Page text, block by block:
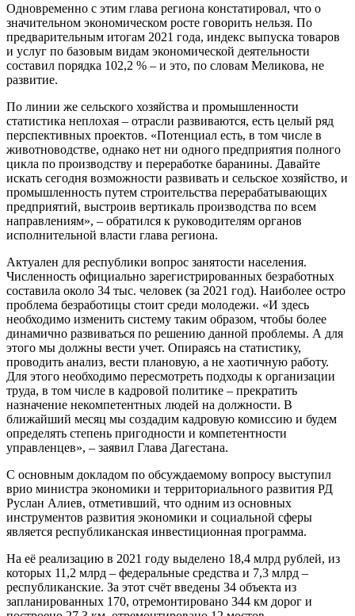
Одновременно с этим глава региона констатировал, что о
значительном экономическом росте говорить нельзя. По
предварительным итогам 2021 года, индекс выпуска товаров
и услуг по базовым видам экономической деятельности
составил порядка 102,2 % – и это, по словам Меликова, не
развитие.
По линии же сельского хозяйства и промышленности
статистика неплохая – отрасли развиваются, есть целый ряд
перспективных проектов. «Потенциал есть, в том числе в
животноводстве, однако нет ни одного предприятия полного
цикла по производству и переработке баранины. Давайте
искать сегодня возможности развивать и сельское хозяйство, и
промышленность путем строительства перерабатывающих
предприятий, выстроив вертикаль производства по всем
направлениям», – обратился к руководителям органов
исполнительной власти глава региона.
Актуален для республики вопрос занятости населения.
Численность официально зарегистрированных безработных
составила около 34 тыс. человек (за 2021 год). Наиболее остро
проблема безработицы стоит среди молодежи. «И здесь
необходимо изменить систему таким образом, чтобы более
динамично развиваться по решению данной проблемы. А для
этого мы должны вести учет. Опираясь на статистику,
проводить анализ, вести плановую, а не хаотичную работу.
Для этого необходимо пересмотреть подходы к организации
труда, в том числе в кадровой политике – прекратить
назначение некомпетентных людей на должности. В
ближайший месяц мы создадим кадровую комиссию и будем
определять степень пригодности и компетентности
управленцев», – заявил Глава Дагестана.
С основным докладом по обсуждаемому вопросу выступил
врио министра экономики и территориального развития РД
Руслан Алиев, отметивший, что одним из основных
инструментов развития экономики и социальной сферы
является республиканская инвестиционная программа.
На её реализацию в 2021 году выделено 18,4 млрд рублей, из
которых 11,2 млрд – федеральные средства и 7,3 млрд –
республиканские. За этот счёт введены 34 объекта из
запланированных 170, отремонтировано 344 км дорог и